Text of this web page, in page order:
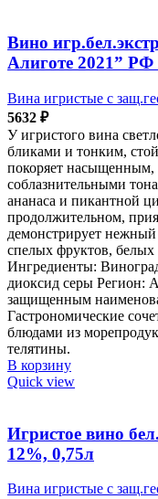
Вино
Алиготе 2021” РФ
Вина игристые с
5632 ₽
У игристого вина
бликами и тонким,
покоряет
соблазнительными
ананаса и пикантной
продолжительном,
демонстрирует
спелых фруктов,
Ингредиенты:
диоксид серы Регион:
защищенным
Гастрономические
блюдами из
телятины.
В корзину
Quick view
Игристое вино
12%, 0,75л
Вина игристые с